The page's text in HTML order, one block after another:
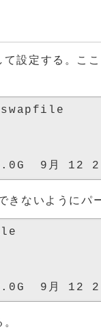
設定する。こ
きないようにパ